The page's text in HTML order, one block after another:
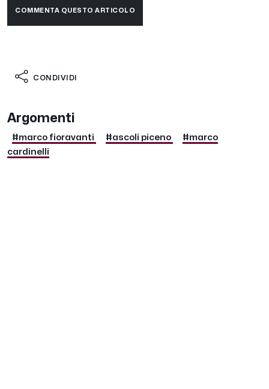
COMMENTA QUESTO ARTICOLO
CONDIVIDI
Argomenti
#marco fioravanti #ascoli piceno
#marco
cardinelli